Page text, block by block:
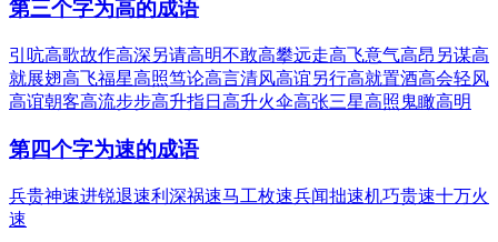
第三个字为高的成语
引吭高歌故作高深另请高明不敢高攀远走高飞意气高昂 另谋高
就展翅高飞福星高照笃论高言清风高谊另行高就置酒高会轻风
高谊朝客高流步步高升指日高升火伞高张三星高照鬼瞰高明
第四个字为速的成语
兵贵神速进锐退速利深祸速马工枚速兵闻拙速机巧贵速十万火
速